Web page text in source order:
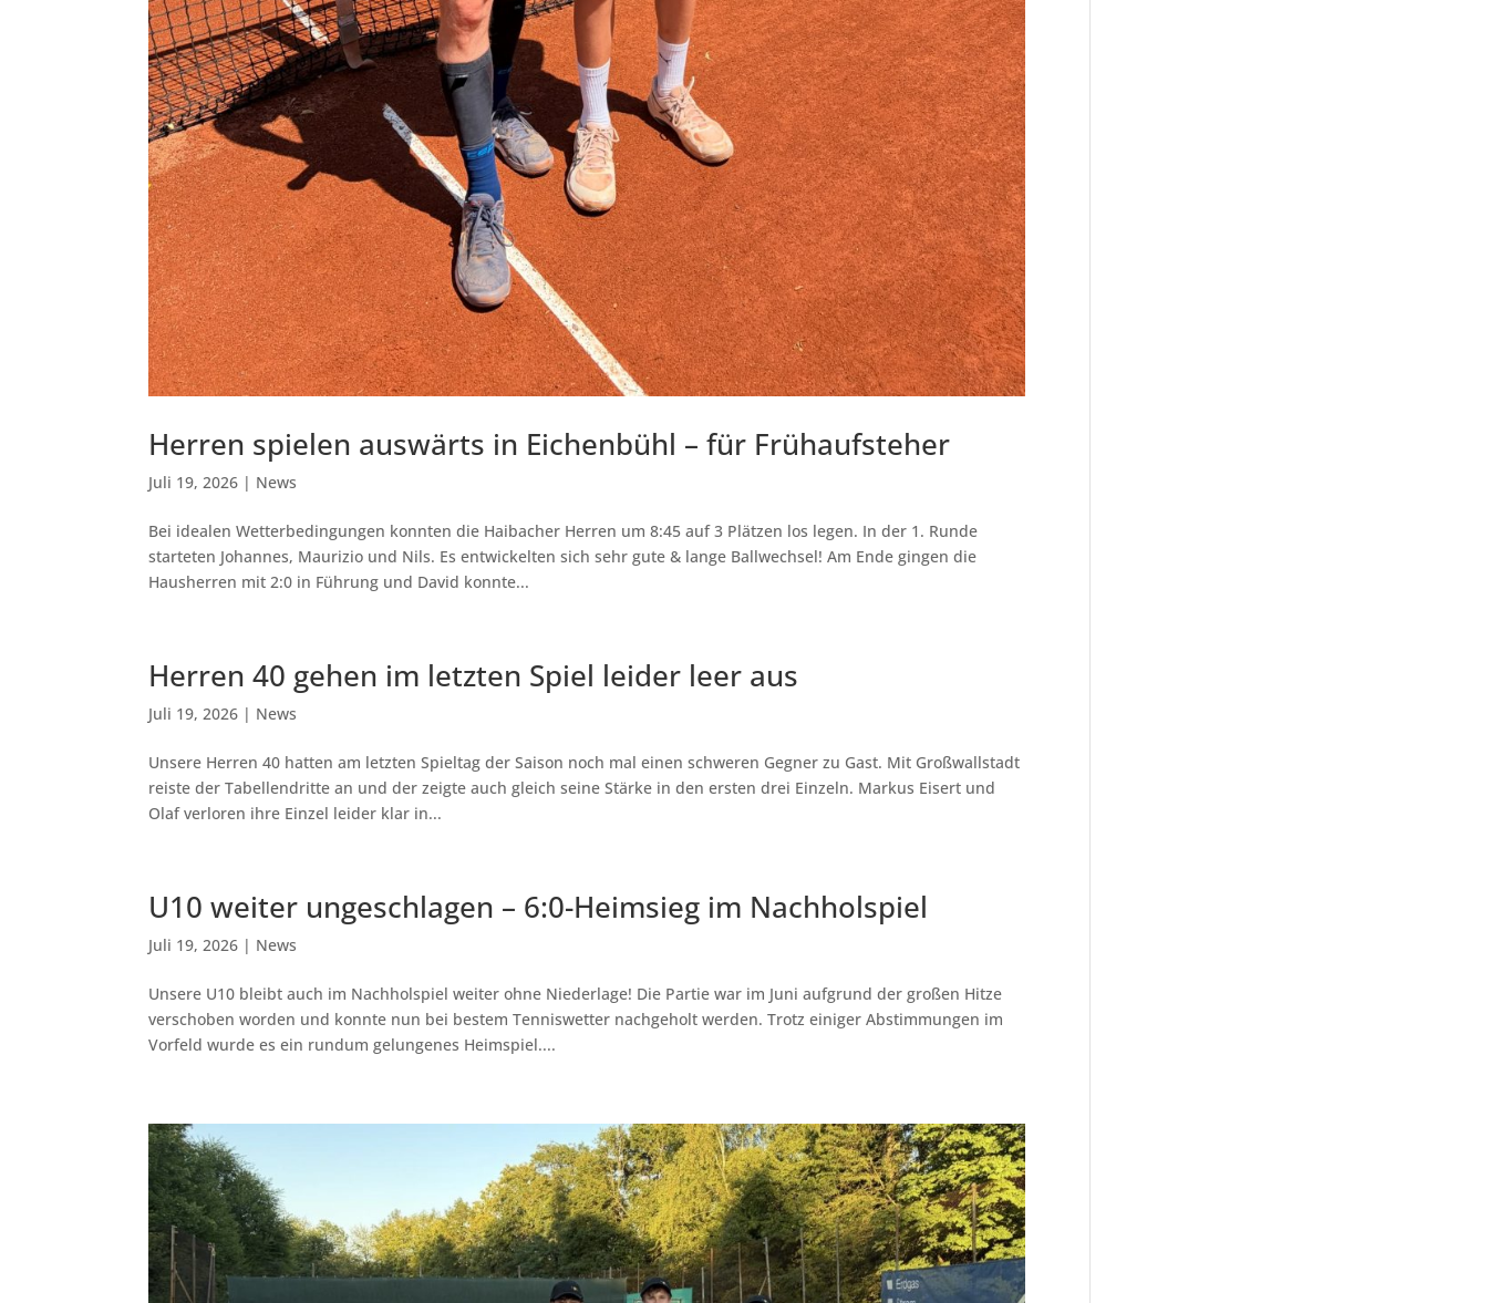
Herren spielen auswärts in Eichenbühl – für Frühaufsteher
Juli 19, 2026 | News
Bei idealen Wetterbedingungen konnten die Haibacher Herren um 8:45 auf 3 Plätzen los legen. In der 1. Runde
starteten Johannes, Maurizio und Nils. Es entwickelten sich sehr gute & lange Ballwechsel! Am Ende gingen die
Hausherren mit 2:0 in Führung und David konnte...
Herren 40 gehen im letzten Spiel leider leer aus
Juli 19, 2026 | News
Unsere Herren 40 hatten am letzten Spieltag der Saison noch mal einen schweren Gegner zu Gast. Mit Großwallstadt
reiste der Tabellendritte an und der zeigte auch gleich seine Stärke in den ersten drei Einzeln. Markus Eisert und
Olaf verloren ihre Einzel leider klar in...
U10 weiter ungeschlagen – 6:0-Heimsieg im Nachholspiel
Juli 19, 2026 | News
Unsere U10 bleibt auch im Nachholspiel weiter ohne Niederlage! Die Partie war im Juni aufgrund der großen Hitze
verschoben worden und konnte nun bei bestem Tenniswetter nachgeholt werden. Trotz einiger Abstimmungen im
Vorfeld wurde es ein rundum gelungenes Heimspiel....